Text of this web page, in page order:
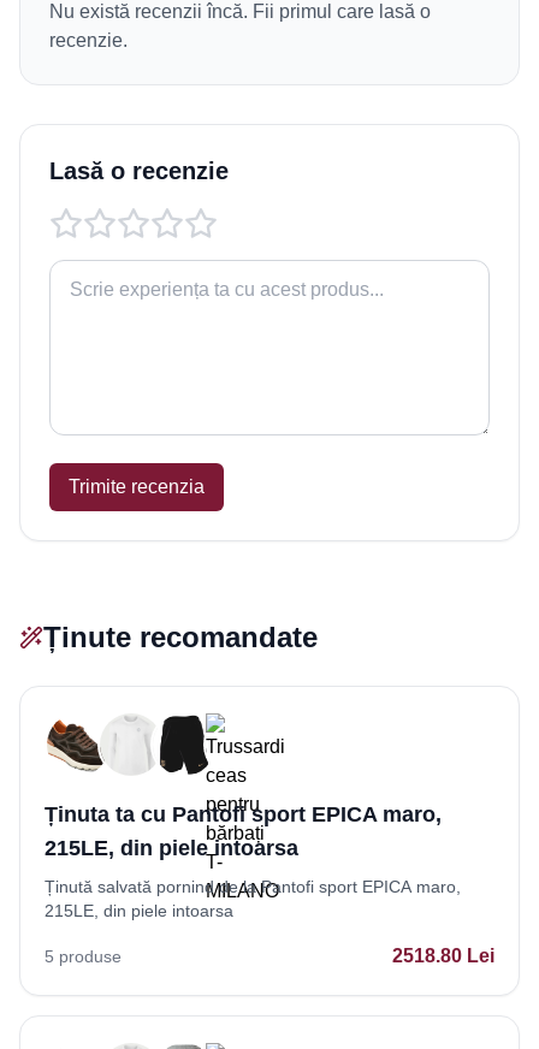
Nu există recenzii încă. Fii primul care lasă o
recenzie.
Lasă o recenzie
Trimite recenzia
Ținute recomandate
Ținuta ta cu Pantofi sport EPICA maro,
215LE, din piele intoarsa
Ținută salvată pornind de la Pantofi sport EPICA maro,
215LE, din piele intoarsa
5 produse 2518.80 Lei